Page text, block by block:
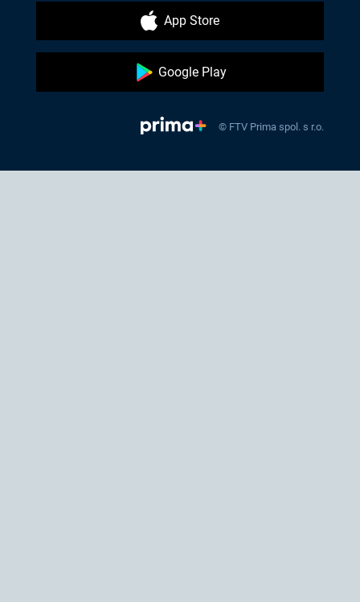
App Store
Google Play
© FTV Prima spol. s r.o.